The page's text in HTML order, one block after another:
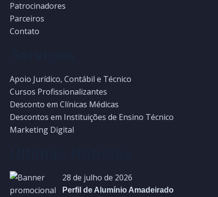
Patrocinadores
Parceiros
Contato
Apoio Jurídico, Contábil e Técnico
Cursos Profissionalizantes
Desconto em Clínicas Médicas
Descontos em Instituições de Ensino Técnico
Marketing Digital
28 de julho de 2026
Perfil de Alumínio Amadeirado